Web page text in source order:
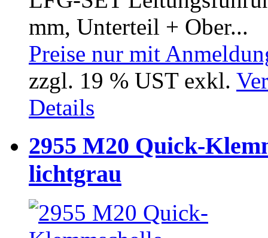
mm, Unterteil + Ober...
Preise nur mit
zzgl. 19 % UST exkl.
Details
2955 M20 Quick-
lichtgrau